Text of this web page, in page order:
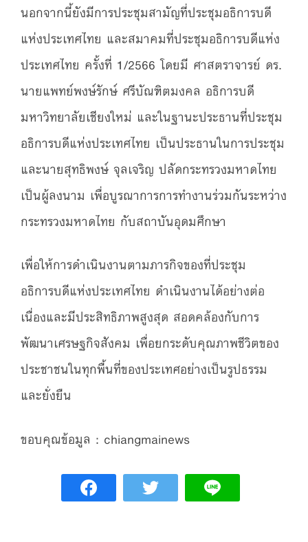
นอกจากนี้ยังมีการประชุมสามัญที่ประชุมอธิการบดี
แห่งประเทศไทย และสมาคมที่ประชุมอธิการบดีแห่ง
ประเทศไทย ครั้งที่ 1/2566 โดยมี ศาสตราจารย์ ดร.
นายแพทย์พงษ์รักษ์ ศรีบัณฑิตมงคล อธิการบดี
มหาวิทยาลัยเชียงใหม่ และในฐานะประธานที่ประชุม
อธิการบดีแห่งประเทศไทย เป็นประธานในการประชุม
และนายสุทธิพงษ์ จุลเจริญ ปลัดกระทรวงมหาดไทย
เป็นผู้ลงนาม เพื่อบูรณาการการทำงานร่วมกันระหว่าง
กระทรวงมหาดไทย กับสถาบันอุดมศึกษา
เพื่อให้การดำเนินงานตามภารกิจของที่ประชุม
อธิการบดีแห่งประเทศไทย ดำเนินงานได้อย่างต่อ
เนื่องและมีประสิทธิภาพสูงสุด สอดคล้องกับการ
พัฒนาเศรษฐกิจสังคม เพื่อยกระดับคุณภาพชีวิตของ
ประชาชนในทุกพื้นที่ของประเทศอย่างเป็นรูปธรรม
และยั่งยืน
ขอบคุณข้อมูล : chiangmainews